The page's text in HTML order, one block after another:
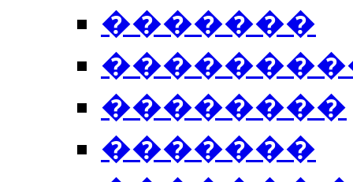
�������
��������
�������